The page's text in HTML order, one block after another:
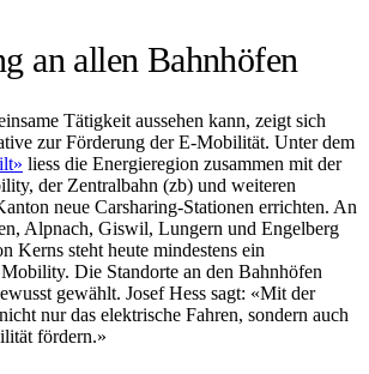
an allen Bahnhöfen
Tätigkeit aussehen kann, zeigt sich
zur Förderung der E-Mobilität. Unter dem
liess die Energieregion zusammen mit der
der Zentralbahn (zb) und weiteren
neue Carsharing-Stationen errichten. An
Alpnach, Giswil, Lungern und Engelberg
Kerns steht heute mindestens ein
Die Standorte an den Bahnhöfen
gewählt. Josef Hess sagt: «Mit der
nur das elektrische Fahren, sondern auch
fördern.»